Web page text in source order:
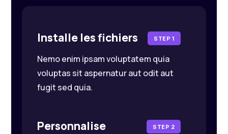
STEP 1
Installe les fichiers
Nemo enim ipsam voluptatem quia
voluptas sit aspernatur aut odit aut
fugit sed quia.
STEP 2
Personnalise